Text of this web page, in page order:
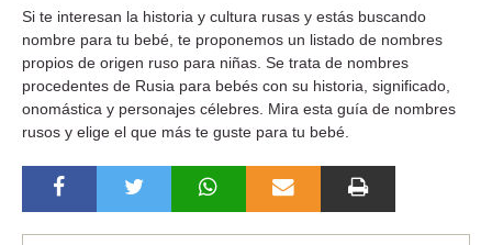
Si te interesan la historia y cultura rusas y estás buscando
nombre para tu bebé, te proponemos un listado de nombres
propios de origen ruso para niñas. Se trata de nombres
procedentes de Rusia para bebés con su historia, significado,
onomástica y personajes célebres. Mira esta guía de nombres
rusos y elige el que más te guste para tu bebé.